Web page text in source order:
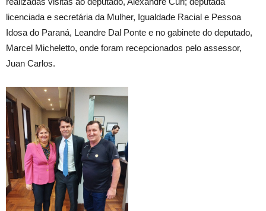
licenciada e secretária da Mulher, Igualdade Racial e Pessoa
Idosa do Paraná, Leandre Dal Ponte e no gabinete do deputado,
Marcel Micheletto, onde foram recepcionados pelo assessor,
Juan Carlos.